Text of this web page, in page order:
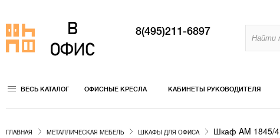
8(495)211-6897
ВЕСЬ КАТАЛОГ ОФИСНЫЕ КРЕСЛА КАБИНЕТЫ РУКОВОДИТЕЛЯ
ГЛАВНАЯ МЕТАЛЛИЧЕСКАЯ МЕБЕЛЬ ШКАФЫ ДЛЯ ОФИСА Шкаф AM 1845/4